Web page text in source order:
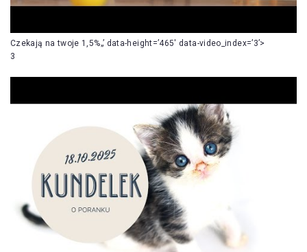
Czekają na twoje 1,5%„’ data-height=’465′ data-video_index=’3’>
3